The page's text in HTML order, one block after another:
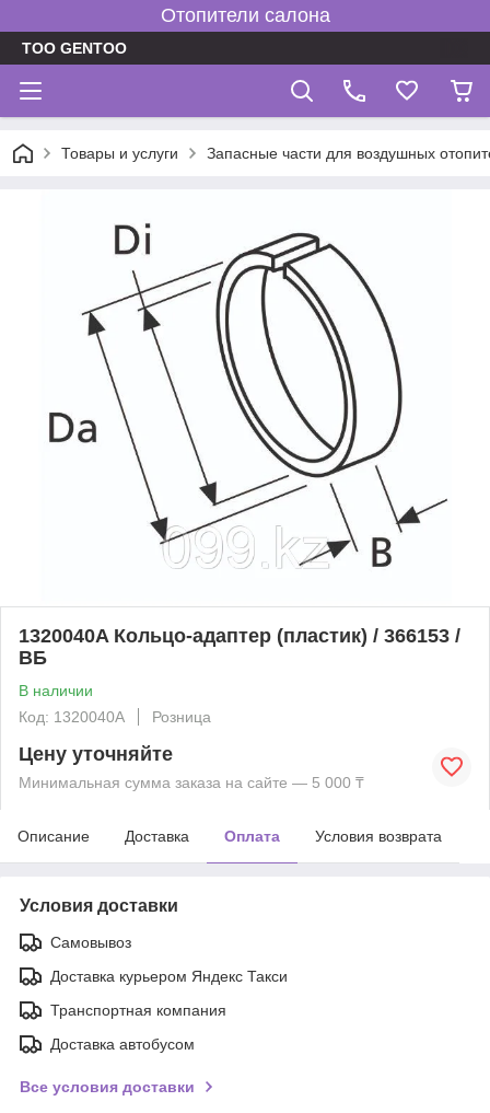
Отопители салона
TOO GENTOO
Товары и услуги Запасные части для воздушных
1320040A Кольцо-адаптер (пластик) / 366153 /
ВБ
В наличии
Код: 1320040A
Розница
Цену уточняйте
Минимальная сумма заказа на сайте — 5 000 ₸
Описание Доставка Оплата Условия возврата
Условия доставки
Самовывоз
Доставка курьером Яндекс Такси
Транспортная компания
Доставка автобусом
Все условия доставки